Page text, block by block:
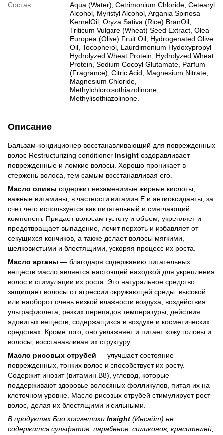
Состав
Aqua (Water), Cetrimonium Chloride, Cetearyl
Alcohol, Myristyl Alcohol, Argania Spinosa
KernelOil, Oryza Sativa (Rice) BranOil,
Triticum Vulgare (Wheat) Seed Extract, Olea
Europea (Olive) Fruit Oil, Hydrogenated Olive
Oil, Tocopherol, Laurdimonium Hydoxypropyl
Hydrolyzed Wheat Protein, Hydrolyzed Wheat
Protein, Sodium Cocoyl Glutamate, Parfum
(Fragrance), Citric Acid, Magnesium Nitrate,
Magnesium Chloride,
Methylchloroisothiazolinone,
Methylisothiazolinone.
Описание
Бальзам-кондиционер восстанавливающий для поврежденных
волос Restructurizing conditioner Insight оздоравливает
поврежденные и ломкие волосы. Хорошо проникает в
стержень волоса, тем самым восстанавливая его.
Масло оливы содержит незаменимые жирные кислоты,
важные витамины, в частности витамин E и антиоксиданты, за
счет чего используется как питательный и смягчающий
компонент. Придает волосам густоту и объем, укрепляет и
предотвращает выпадение, лечит перхоть и избавляет от
секущихся кончиков, а также делает волосы мягкими,
шелковистыми и блестящими, ускоряя процесс их роста.
Масло арганы — благодаря содержанию питательных
веществ масло является настоящей находкой для укрепления
волос и стимуляции их роста. Это натуральное средство
защищает волосы от агрессии окружающей среды: высокой
или наоборот очень низкой влажности воздуха, воздействия
ультрафиолета, резких перепадов температуры, действия
ядовитых веществ, содержащихся в воздухе и косметических
средствах. Кроме того, оно увлажняет и питает кожу головы и
волосы, восстанавливая их структуру.
Масло рисовых отрубей — улучшает состояние
поврежденных, тонких волос и способствует их росту.
Содержит инозит (витамин В8), углевод, которые
поддерживают здоровье волосяных фолликулов, питая их на
клеточном уровне. Масло рисовых отрубей стимулирует рост
волос, делая их блестящими и сильными.
В продуктах Био косметики Insight (Инсайт) не
содержится сульфатов, парабенов, силиконов, красителей,